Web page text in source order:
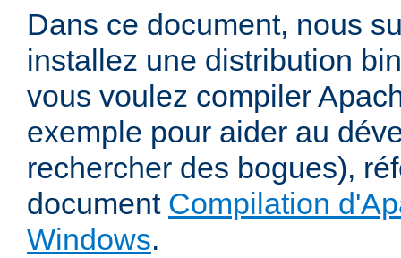
Dans ce document, nous
installez une distribution
vous voulez compiler
exemple pour aider au
rechercher des bogues),
document Compilation
Windows.